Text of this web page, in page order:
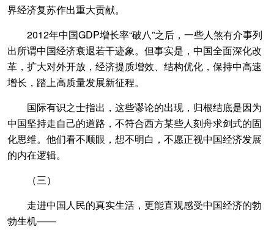
界经济复苏作出重大贡献。
2012年中国GDP增长率“破八”之后，一些人煞有介事列
出所谓中国经济衰退若干迹象。但事实是，中国全面深化改
革，扩大对外开放，经济提质增效、结构优化，保持中高速
增长，踏上高质量发展新征程。
国际有识之士指出，这些谬论的出现，归根结底是因为
中国坚持走自己的道路，不符合西方某些人刻舟求剑式的固
化思维。他们看不顺眼，想不明白，不愿正视中国经济发展
的内在逻辑。
（三）
走进中国人民的真实生活，更能直观感受中国经济的勃
勃生机——